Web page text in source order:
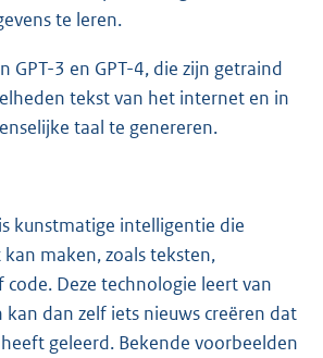
te leren.
GPT-3 en GPT-4, die zijn getraind
tekst van het internet en in
taal te genereren.
kunstmatige intelligentie die
maken, zoals teksten,
Deze technologie leert van
dan zelf iets nieuws creëren dat
geleerd. Bekende voorbeelden